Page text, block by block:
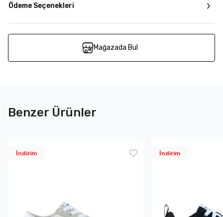
Ödeme Seçenekleri
Mağazada Bul
Benzer Ürünler
İndirim İndirim